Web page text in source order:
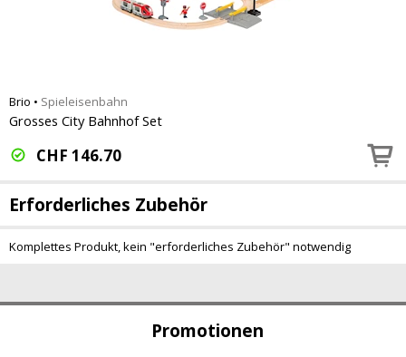
Promotionen
Brio • Spieleisenbahn
Grosses City Bahnhof Set
CHF 146.70
Erforderliches Zubehör
Komplettes Produkt, kein "erforderliches Zubehör" notwendig